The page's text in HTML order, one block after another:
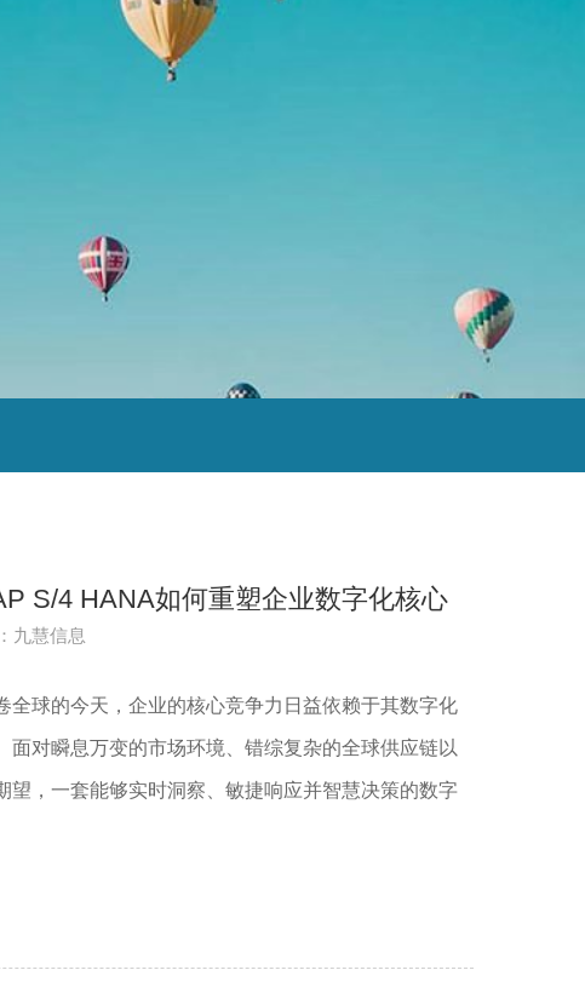
S/4 HANA如何重塑企业数字化核心
九慧信息
全球的今天，企业的核心竞争力日益依赖于其数字化
面对瞬息万变的市场环境、错综复杂的全球供应链以
望，一套能够实时洞察、敏捷响应并智慧决策的数字